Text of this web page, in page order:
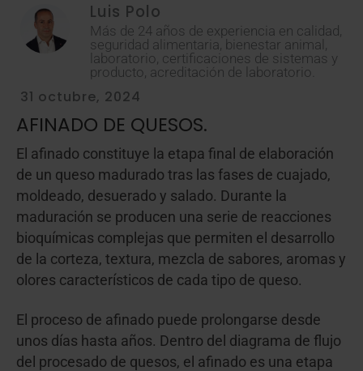
Luis Polo
Más de 24 años de experiencia en calidad,
seguridad alimentaria, bienestar animal,
laboratorio, certificaciones de sistemas y
producto, acreditación de laboratorio.
31 octubre, 2024
AFINADO DE QUESOS.
El afinado constituye la etapa final de elaboración
de un queso madurado tras las fases de cuajado,
moldeado, desuerado y salado. Durante la
maduración se producen una serie de reacciones
bioquímicas complejas que permiten el desarrollo
de la corteza, textura, mezcla de sabores, aromas y
olores característicos de cada tipo de queso.
El proceso de afinado puede prolongarse desde
unos días hasta años. Dentro del diagrama de flujo
del procesado de quesos, el afinado es una etapa